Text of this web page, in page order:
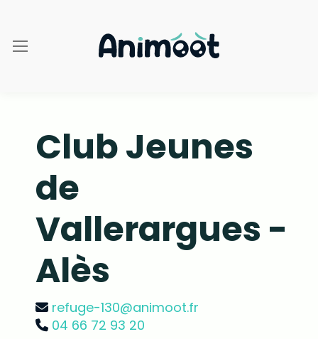
Club Jeunes
de
Vallerargues -
Alès
refuge-130@animoot.fr
04 66 72 93 20